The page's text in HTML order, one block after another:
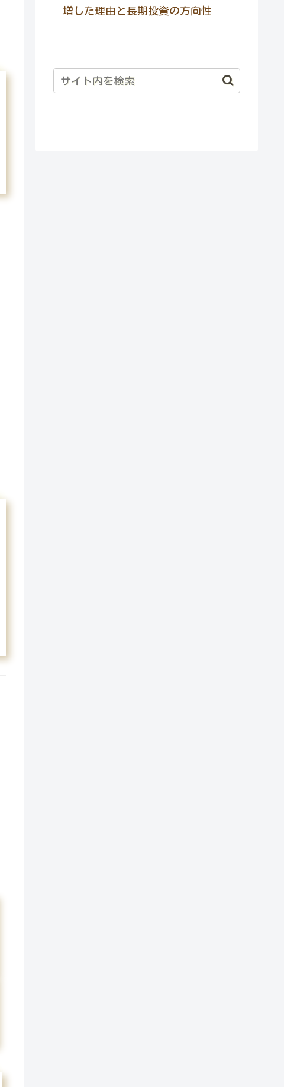
増した理由と長期投資の方向性